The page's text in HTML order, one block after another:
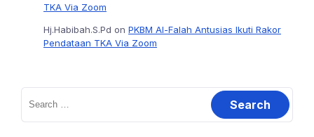
TKA Via Zoom
Hj.Habibah.S.Pd on PKBM Al-Falah Antusias Ikuti Rakor
Pendataan TKA Via Zoom
Search
for: